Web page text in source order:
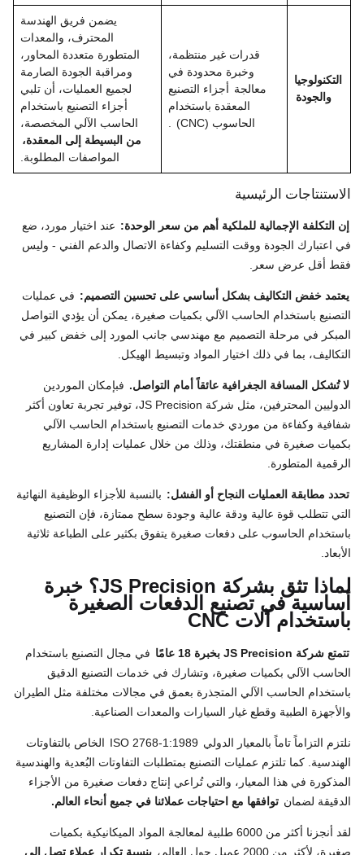
التكنولوجيا
والجودة
قدرات غير منتظمة،
وخبرة محدودة في
معالجة أجزاء التصنيع
المعقدة باستخدام
الحاسوب (CNC)
يضمن فريق الهندسة
المحترف، والمعدات
المتطورة متعددة المحاور،
ومراقبة الجودة الصارمة
لجميع العمليات، أن تلبي
أجزاء التصنيع باستخدام
الحاسب الآلي المخصصة،
من البسيطة إلى المعقدة،
المواصفات المطلوبة.
الاستنتاجات الرئيسية
إن التكلفة الإجمالية للملكية أهم من سعر الوحدة: عند اختيار مورد، ضع
في اعتبارك الجودة ووقت التسليم وكفاءة الاتصال والدعم الفني - وليس
فقط أقل عرض سعر.
يعتمد خفض التكاليف بشكل أساسي على تحسين التصميم: في عمليات
التصنيع باستخدام الحاسب الآلي بكميات صغيرة، يمكن أن يؤدي التواصل
المبكر في مرحلة التصميم مع مهندسي جانب المورد إلى خفض كبير في
التكاليف، بما في ذلك اختيار المواد وتبسيط الهيكل.
لا تُشكل المسافة الجغرافية عائقاً أمام التواصل. فبإمكان الموردين
الدوليين المحترفين، مثل شركة JS Precision، توفير تجربة تعاون أكثر
شفافية وكفاءة من موردي خدمات التصنيع باستخدام الحاسب الآلي
بكميات صغيرة في منطقتك، وذلك من خلال عمليات إدارة المشاريع
الرقمية المتطورة.
تحدد مطابقة العمليات النجاح أو الفشل: بالنسبة للأجزاء الوظيفية النهائية
التي تتطلب قوة عالية ودقة عالية وجودة سطح ممتازة، فإن التصنيع
باستخدام الحاسوب على دفعات صغيرة يتفوق بكثير على الطباعة ثلاثية
الأبعاد.
لماذا تثق بشركة JS Precision؟ خبرة
أساسية في تصنيع الدفعات الصغيرة
باستخدام آلات CNC
تتمتع شركة JS Precision بخبرة 18 عامًا
في مجال التصنيع باستخدام
الحاسب الآلي بكميات صغيرة، وتشارك في خدمات التصنيع الدقيق
باستخدام الحاسب الآلي المتجذرة بعمق في مجالات مختلفة مثل الطيران
والأجهزة الطبية وقطع غيار السيارات والمعدات الصناعية.
نلتزم التزاماً تاماً بالمعيار الدولي ISO 2768-1:1989 الخاص بالتفاوتات
الهندسية. كما تلتزم عمليات التصنيع بمتطلبات التفاوتات البُعدية والهندسية
المذكورة في هذا المعيار، والتي تُراعي إنتاج دفعات صغيرة من الأجزاء
الدقيقة لضمان توافقها مع احتياجات عملائنا في جميع أنحاء العالم.
لقد أنجزنا أكثر من 6000 طلبية لمعالجة المواد الميكانيكية بكميات
صغيرة، لأكثر من 2000 عميل حول العالم،
بنسبة تكرار عملاء تصل إلى